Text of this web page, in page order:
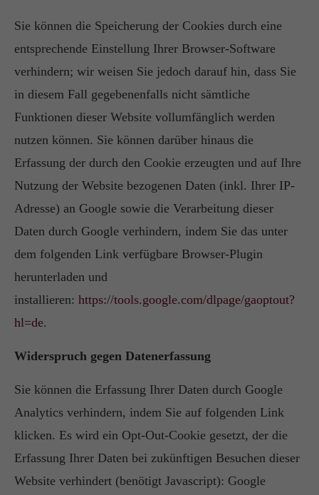
Sie können die Speicherung der Cookies durch eine
entsprechende Einstellung Ihrer Browser-Software
verhindern; wir weisen Sie jedoch darauf hin, dass Sie
in diesem Fall gegebenenfalls nicht sämtliche
Funktionen dieser Website vollumfänglich werden
nutzen können. Sie können darüber hinaus die
Erfassung der durch den Cookie erzeugten und auf Ihre
Nutzung der Website bezogenen Daten (inkl. Ihrer IP-
Adresse) an Google sowie die Verarbeitung dieser
Daten durch Google verhindern, indem Sie das unter
dem folgenden Link verfügbare Browser-Plugin
herunterladen und
installieren: https://tools.google.com/dlpage/gaoptout?
hl=de.
Widerspruch gegen Datenerfassung
Sie können die Erfassung Ihrer Daten durch Google
Analytics verhindern, indem Sie auf folgenden Link
klicken. Es wird ein Opt-Out-Cookie gesetzt, der die
Erfassung Ihrer Daten bei zukünftigen Besuchen dieser
Website verhindert (benötigt Javascript): Google